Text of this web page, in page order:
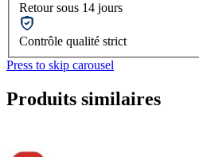
Retour sous 14 jours
Contrôle qualité strict
Press to skip carousel
Produits similaires